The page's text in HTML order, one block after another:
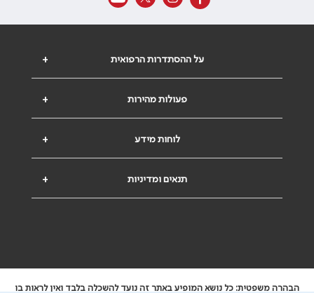
+ על ההסתדרות הרפואית
+ פעולות מהירות
+ לוחות מידע
+ תנאים ומדיניות
הבהרה משפטית: כל נושא המופיע באתר זה נועד להשכלה בלבד ואין לראות בו